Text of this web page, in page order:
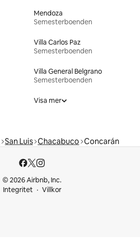
Mendoza
Semesterboenden
Villa Carlos Paz
Semesterboenden
Villa General Belgrano
Semesterboenden
Visa mer
San Luis Chacabuco Concarán
© 2026 Airbnb, Inc.
Integritet
Villkor